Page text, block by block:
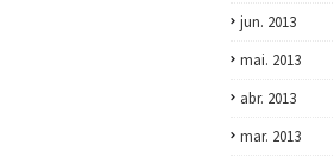
jun. 2013
mai. 2013
abr. 2013
mar. 2013